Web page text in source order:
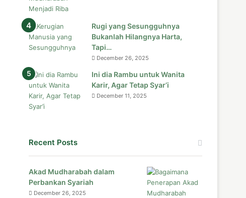
Rugi yang Sesungguhnya
Bukanlah Hilangnya Harta,
Tapi…
December 26, 2025
Ini dia Rambu untuk Wanita
Karir, Agar Tetap Syar’i
December 11, 2025
Recent Posts
Akad Mudharabah dalam
Perbankan Syariah
December 26, 2025